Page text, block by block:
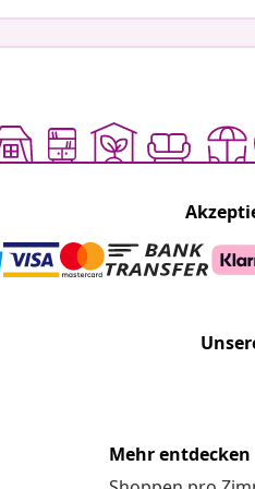
Mehr entdecken